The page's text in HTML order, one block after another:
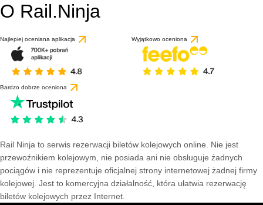
O Rail.Ninja
Najlepiej oceniana aplikacja Wyjątkowo oceniona
Bardzo dobrze oceniona
Rail Ninja to serwis rezerwacji biletów kolejowych online. Nie jest
przewoźnikiem kolejowym, nie posiada ani nie obsługuje żadnych
pociągów i nie reprezentuje oficjalnej strony internetowej żadnej firmy
kolejowej. Jest to komercyjna działalność, która ułatwia rezerwację
biletów kolejowych przez Internet.
na podstawie 1